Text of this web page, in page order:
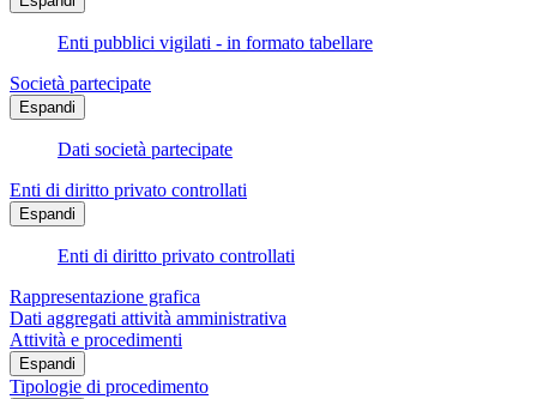
Enti pubblici vigilati - in formato tabellare
Società partecipate
Espandi
Dati società partecipate
Enti di diritto privato controllati
Espandi
Enti di diritto privato controllati
Rappresentazione grafica
Dati aggregati attività amministrativa
Attività e procedimenti
Espandi
Tipologie di procedimento